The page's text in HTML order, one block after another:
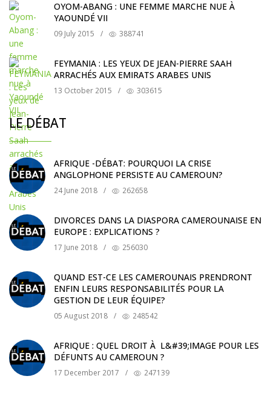
OYOM-ABANG : UNE FEMME MARCHE NUE À
YAOUNDÉ VII
09 July 2015 / 388741
FEYMANIA : LES YEUX DE JEAN-PIERRE SAAH
ARRACHÉS AUX EMIRATS ARABES UNIS
13 October 2015 / 303615
LE DÉBAT
AFRIQUE -DÉBAT: POURQUOI LA CRISE
ANGLOPHONE PERSISTE AU CAMEROUN?
24 June 2018 / 262658
DIVORCES DANS LA DIASPORA CAMEROUNAISE EN
EUROPE : EXPLICATIONS ?
17 June 2018 / 256030
QUAND EST-CE LES CAMEROUNAIS PRENDRONT
ENFIN LEURS RESPONSABILITÉS POUR LA
GESTION DE LEUR ÉQUIPE?
05 August 2018 / 248542
AFRIQUE : QUEL DROIT À L&#39;IMAGE POUR LES
DÉFUNTS AU CAMEROUN ?
17 December 2017 / 247139